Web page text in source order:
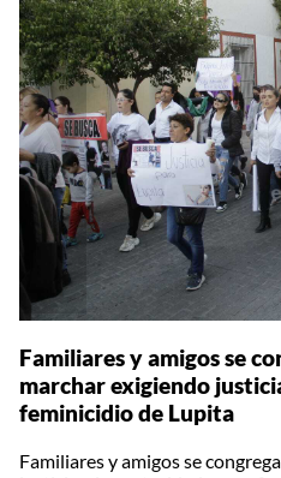
Familiares y amigos se
marchar exigiendo
feminicidio de Lupita
Familiares y amigos se